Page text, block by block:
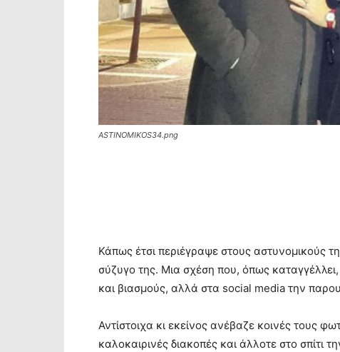
ASTINOMIKOS34.png
Κάπως έτσι περιέγραψε στους αστυνομικούς
σύζυγο της. Μια σχέση που, όπως
και βιασμούς, αλλά στα social media την
Αντίστοιχα κι εκείνος ανέβαζε κοινές τους
καλοκαιρινές διακοπές και άλλοτε στο σπίτι